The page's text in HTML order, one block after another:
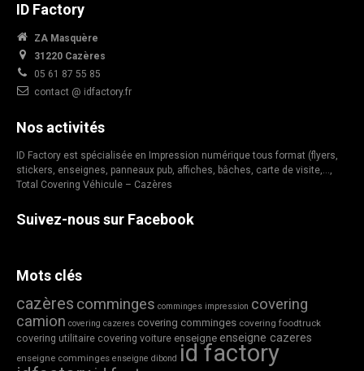
ID Factory
ZA Masquère
31220 Cazères
05 61 87 55 85
contact @ idfactory.fr
Nos activités
ID Factory est spécialisée en Impression numérique tous format (flyers,
stickers, enseignes, panneaux pub, affiches, bâches, carte de visite,…,
Total Covering Véhicule – Cazères
Suivez-nous sur Facebook
Mots clés
cazères comminges comminges impression covering
camion covering cazeres covering comminges covering foodtruck
covering utilitaire covering voiture enseigne enseigne cazeres
enseigne comminges enseigne dibond id factory